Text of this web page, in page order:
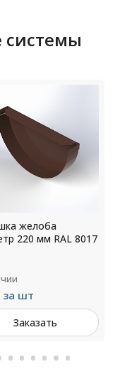
системы
желоба
220 мм RAL 8017
за шт
Заказать